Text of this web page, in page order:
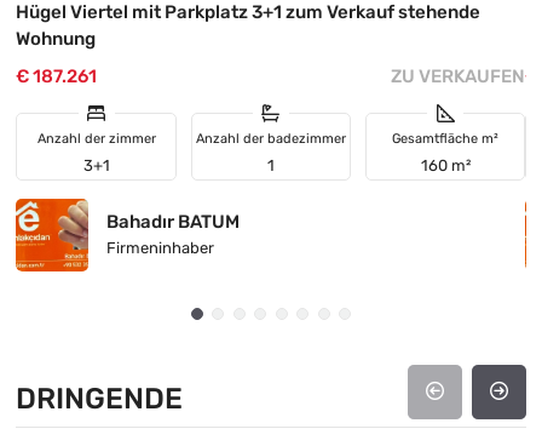
Hügel Viertel mit Parkplatz 3+1 zum Verkauf stehende
Wohnung
€ 187.261
ZU VERKAUFEN
Anzahl der zimmer
3+1
Anzahl der badezimmer
1
Gesamtfläche m²
160 m²
Bahadır BATUM
Firmeninhaber
€
DRINGENDE